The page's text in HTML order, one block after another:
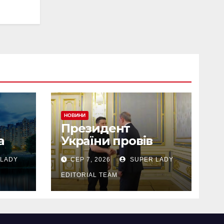
НОВИНИ
Президент
України провів
зустріч із міністром
закордонних справ
Азербайджану
Джейхуном
СЕР 7, 2026 SUPER LADY
EDITORIAL TEAM